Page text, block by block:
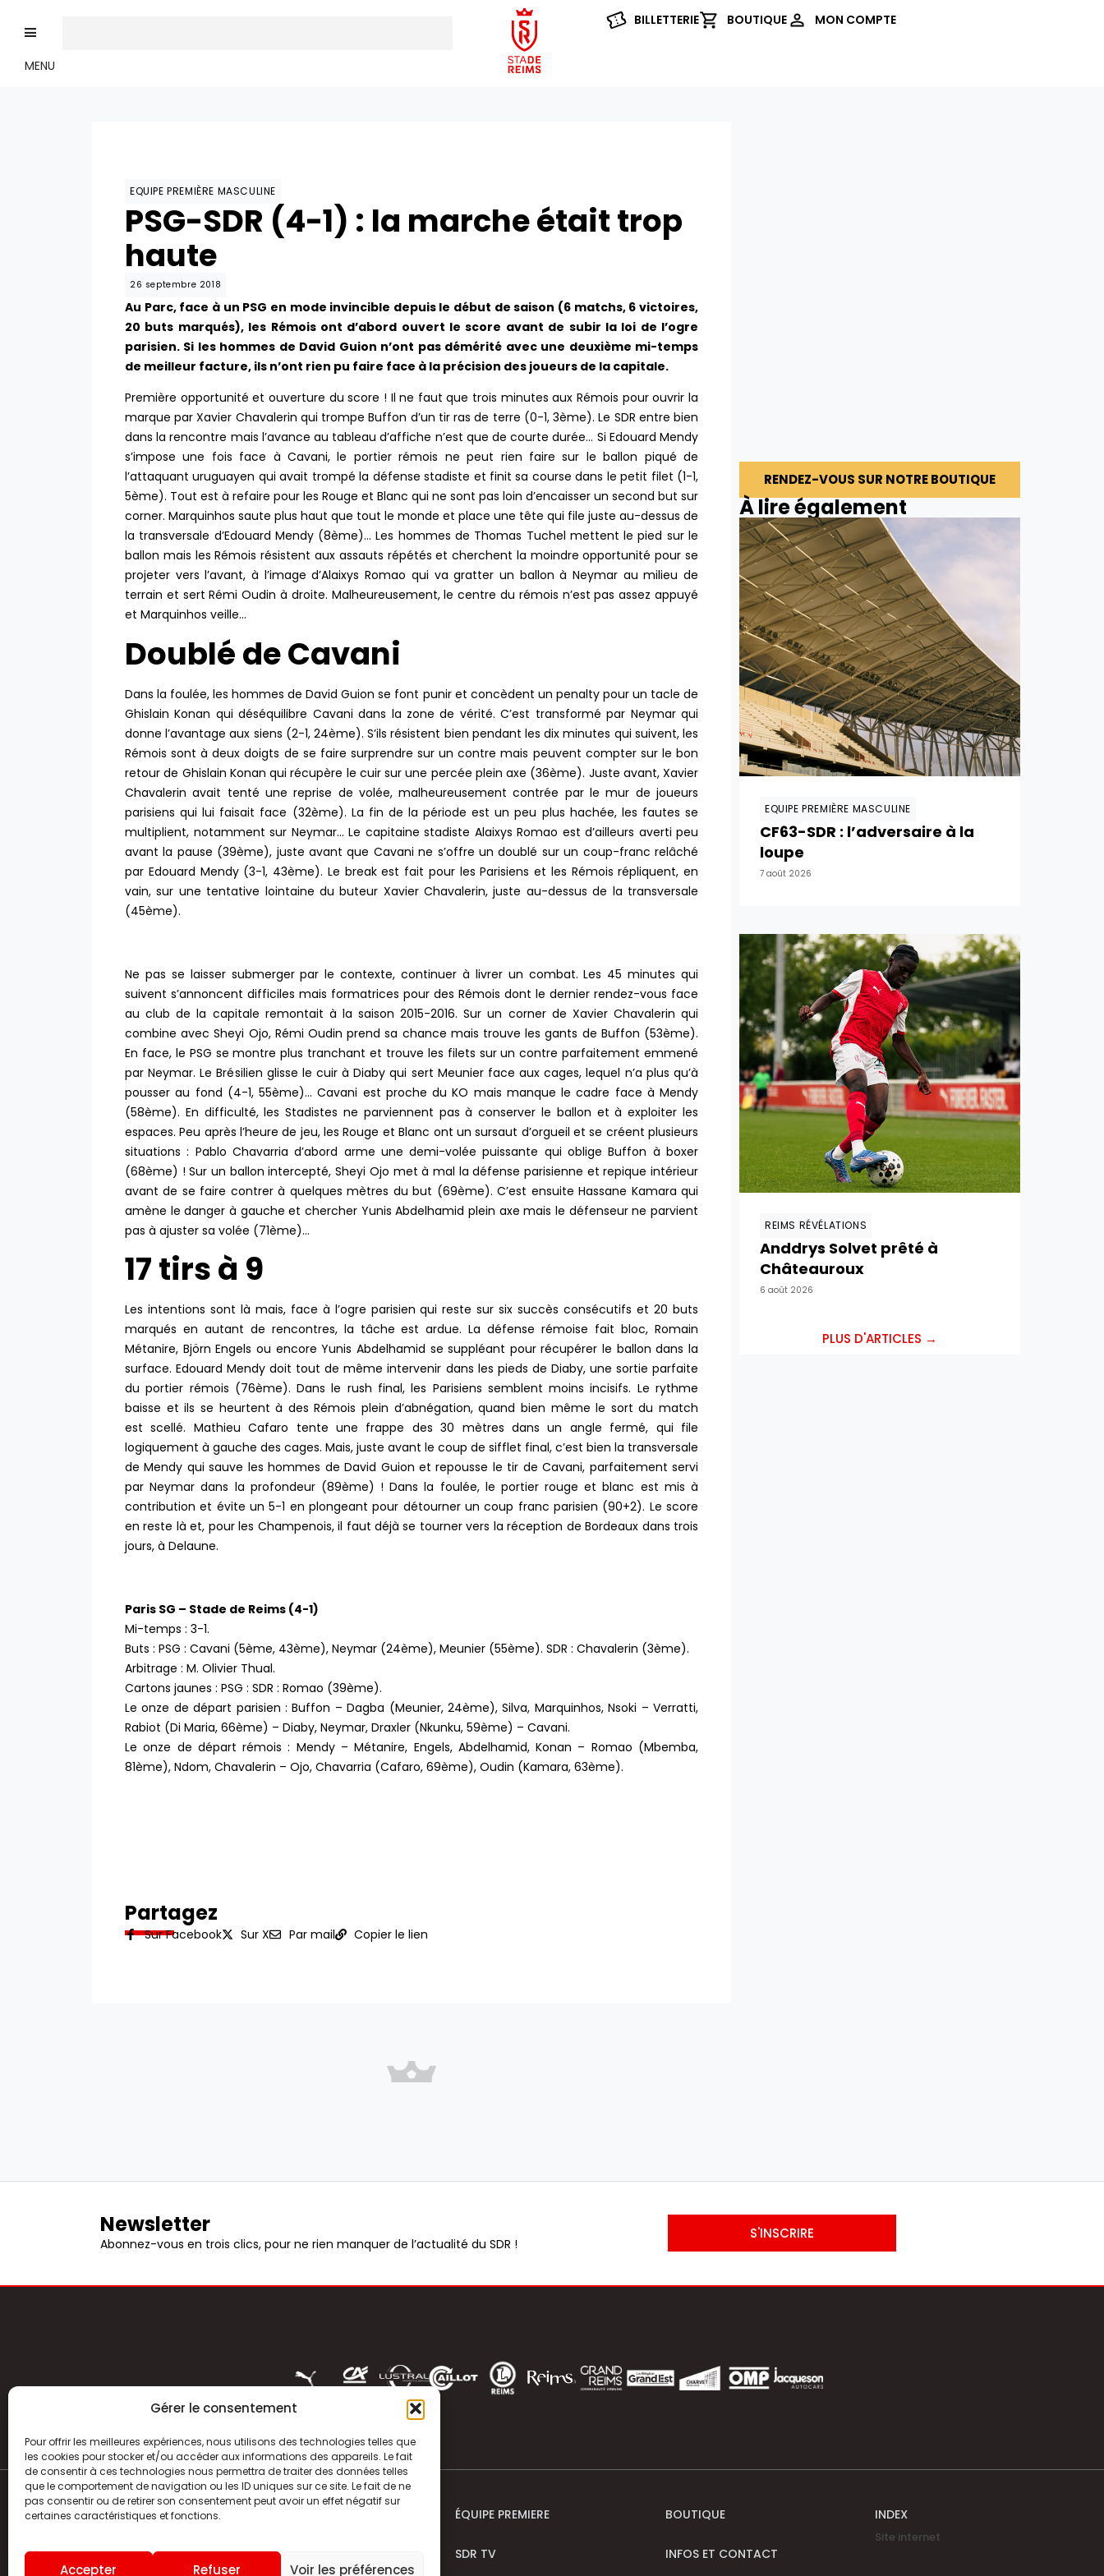
Gérer le consentement
Pour offrir les meilleures expériences, nous utilisons des technologies telles que
les cookies pour stocker et/ou accéder aux informations des appareils. Le fait
de consentir à ces technologies nous permettra de traiter des données telles
que le comportement de navigation ou les ID uniques sur ce site. Le fait de ne
pas consentir ou de retirer son consentement peut avoir un effet négatif sur
certaines caractéristiques et fonctions.
Accepter Refuser Voir les préférences
MENU
BILLETTERIE BOUTIQUE MON COMPTE
EQUIPE PREMIÈRE MASCULINE
PSG-SDR (4-1) : la marche était trop
haute
26 septembre 2018
Au Parc, face à un PSG en mode invincible depuis le début de saison (6 matchs, 6 victoires,
20 buts marqués), les Rémois ont d’abord ouvert le score avant de subir la loi de l’ogre
parisien. Si les hommes de David Guion n’ont pas démérité avec une deuxième mi-temps
de meilleur facture, ils n’ont rien pu faire face à la précision des joueurs de la capitale.
Première opportunité et ouverture du score ! Il ne faut que trois minutes aux Rémois pour ouvrir la
marque par Xavier Chavalerin qui trompe Buffon d’un tir ras de terre (0-1, 3ème). Le SDR entre bien
dans la rencontre mais l’avance au tableau d’affiche n’est que de courte durée… Si Edouard Mendy
s’impose une fois face à Cavani, le portier rémois ne peut rien faire sur le ballon piqué de
l’attaquant uruguayen qui avait trompé la défense stadiste et finit sa course dans le petit filet (1-1,
5ème). Tout est à refaire pour les Rouge et Blanc qui ne sont pas loin d’encaisser un second but sur
corner. Marquinhos saute plus haut que tout le monde et place une tête qui file juste au-dessus de
la transversale d’Edouard Mendy (8ème)… Les hommes de Thomas Tuchel mettent le pied sur le
ballon mais les Rémois résistent aux assauts répétés et cherchent la moindre opportunité pour se
projeter vers l’avant, à l’image d’Alaixys Romao qui va gratter un ballon à Neymar au milieu de
terrain et sert Rémi Oudin à droite. Malheureusement, le centre du rémois n’est pas assez appuyé
et Marquinhos veille…
Doublé de Cavani
Dans la foulée, les hommes de David Guion se font punir et concèdent un penalty pour un tacle de
Ghislain Konan qui déséquilibre Cavani dans la zone de vérité. C’est transformé par Neymar qui
donne l’avantage aux siens (2-1, 24ème). S’ils résistent bien pendant les dix minutes qui suivent, les
Rémois sont à deux doigts de se faire surprendre sur un contre mais peuvent compter sur le bon
retour de Ghislain Konan qui récupère le cuir sur une percée plein axe (36ème). Juste avant, Xavier
Chavalerin avait tenté une reprise de volée, malheureusement contrée par le mur de joueurs
parisiens qui lui faisait face (32ème). La fin de la période est un peu plus hachée, les fautes se
multiplient, notamment sur Neymar… Le capitaine stadiste Alaixys Romao est d’ailleurs averti peu
avant la pause (39ème), juste avant que Cavani ne s’offre un doublé sur un coup-franc relâché
par Edouard Mendy (3-1, 43ème). Le break est fait pour les Parisiens et les Rémois répliquent, en
vain, sur une tentative lointaine du buteur Xavier Chavalerin, juste au-dessus de la transversale
(45ème).
Ne pas se laisser submerger par le contexte, continuer à livrer un combat. Les 45 minutes qui
suivent s’annoncent difficiles mais formatrices pour des Rémois dont le dernier rendez-vous face
au club de la capitale remontait à la saison 2015-2016. Sur un corner de Xavier Chavalerin qui
combine avec Sheyi Ojo, Rémi Oudin prend sa chance mais trouve les gants de Buffon (53ème).
En face, le PSG se montre plus tranchant et trouve les filets sur un contre parfaitement emmené
par Neymar. Le Brésilien glisse le cuir à Diaby qui sert Meunier face aux cages, lequel n’a plus qu’à
pousser au fond (4-1, 55ème)… Cavani est proche du KO mais manque le cadre face à Mendy
(58ème). En difficulté, les Stadistes ne parviennent pas à conserver le ballon et à exploiter les
espaces. Peu après l’heure de jeu, les Rouge et Blanc ont un sursaut d’orgueil et se créent plusieurs
situations : Pablo Chavarria d’abord arme une demi-volée puissante qui oblige Buffon à boxer
(68ème) ! Sur un ballon intercepté, Sheyi Ojo met à mal la défense parisienne et repique intérieur
avant de se faire contrer à quelques mètres du but (69ème). C’est ensuite Hassane Kamara qui
amène le danger à gauche et chercher Yunis Abdelhamid plein axe mais le défenseur ne parvient
pas à ajuster sa volée (71ème)…
17 tirs à 9
Les intentions sont là mais, face à l’ogre parisien qui reste sur six succès consécutifs et 20 buts
marqués en autant de rencontres, la tâche est ardue. La défense rémoise fait bloc, Romain
Métanire, Björn Engels ou encore Yunis Abdelhamid se suppléant pour récupérer le ballon dans la
surface. Edouard Mendy doit tout de même intervenir dans les pieds de Diaby, une sortie parfaite
du portier rémois (76ème). Dans le rush final, les Parisiens semblent moins incisifs. Le rythme
baisse et ils se heurtent à des Rémois plein d’abnégation, quand bien même le sort du match
est scellé. Mathieu Cafaro tente une frappe des 30 mètres dans un angle fermé, qui file
logiquement à gauche des cages. Mais, juste avant le coup de sifflet final, c’est bien la transversale
de Mendy qui sauve les hommes de David Guion et repousse le tir de Cavani, parfaitement servi
par Neymar dans la profondeur (89ème) ! Dans la foulée, le portier rouge et blanc est mis à
contribution et évite un 5-1 en plongeant pour détourner un coup franc parisien (90+2). Le score
en reste là et, pour les Champenois, il faut déjà se tourner vers la réception de Bordeaux dans trois
jours, à Delaune.
Paris SG – Stade de Reims (4-1)
Mi-temps : 3-1.
Buts : PSG : Cavani (5ème, 43ème), Neymar (24ème), Meunier (55ème). SDR : Chavalerin (3ème).
Arbitrage : M. Olivier Thual.
Cartons jaunes : PSG : SDR : Romao (39ème).
Le onze de départ parisien : Buffon – Dagba (Meunier, 24ème), Silva, Marquinhos, Nsoki – Verratti,
Rabiot (Di Maria, 66ème) – Diaby, Neymar, Draxler (Nkunku, 59ème) – Cavani.
Le onze de départ rémois : Mendy – Métanire, Engels, Abdelhamid, Konan – Romao (Mbemba,
81ème), Ndom, Chavalerin – Ojo, Chavarria (Cafaro, 69ème), Oudin (Kamara, 63ème).
Partagez
Sur Facebook Sur X Par mail Copier le lien
RENDEZ-VOUS SUR NOTRE BOUTIQUE
À lire également
EQUIPE PREMIÈRE MASCULINE
CF63-SDR : l’adversaire à la
loupe
7 août 2026
REIMS RÉVÉLATIONS
Anddrys Solvet prêté à
Châteauroux
6 août 2026
PLUS D'ARTICLES →
Newsletter
Abonnez-vous en trois clics, pour ne rien manquer de l’actualité du SDR !
S'INSCRIRE
HISTOIRE
ÉQUIPE PREMIERE
SDR TV
BOUTIQUE
INFOS ET CONTACT
INDEX
Site internet